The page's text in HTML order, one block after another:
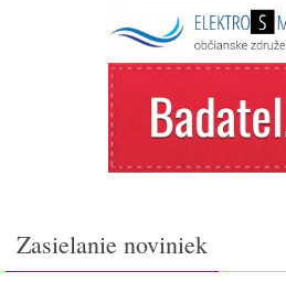
Zasielanie noviniek